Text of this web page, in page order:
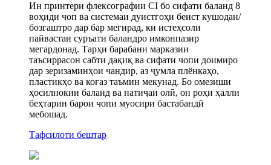
Ин принтери флексографии CI бо сифати баланд 8
воҳиди чоп ва системаи дуистгоҳи беист кушодан/
бозгаштро дар бар мегирад, ки истеҳсоли
пайвастаи суръати баландро имконпазир
мегардонад. Тарҳи барабани марказии
таъсиррасон сабти дақиқ ва сифати чопи доимиро
дар зеризаминҳои чандир, аз ҷумла плёнкаҳо,
пластикҳо ва коғаз таъмин мекунад. Бо омезиши
ҳосилнокии баланд ва натиҷаи олӣ, он роҳи ҳалли
беҳтарин барои чопи муосири бастабандӣ
мебошад.
Тафсилоти бештар